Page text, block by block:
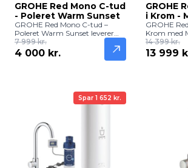
GROHE Red Mono C-tud
- Poleret Warm Sunset
GROHE Red Mono C-tud –
Poleret Warm Sunset leverer
kogende vand direkte fra
køkkenhanen med en varm,
elegant finish. Ideel til te, kaffe
7 999 kr.
4 000 kr.
GROHE
i Krom -
GROHE
Krom med
filtreret og
direkte fra
elegant
14 399 kr.
13 999
Spar 1 652 kr.